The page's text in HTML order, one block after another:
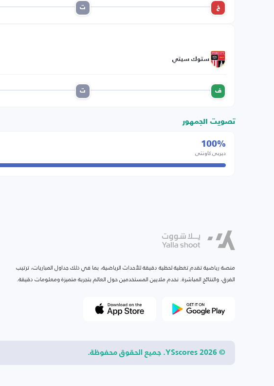
خ ت
ستوك سيتي
ف ت
تصويت الجمهور
100%
ديربي كاونتي
منصة رياضية تقدم تغطية لحظية دقيقة للأحداث الرياضية، بما في ذلك جداول المباريات، ترتيب
الفرق، والنتائج المباشرة. نخدم ملايين المستخدمين حول العالم بتجربة متميزة ومعلومات دقيقة.
© 2026 YSscores. جميع الحقوق محفوظة.